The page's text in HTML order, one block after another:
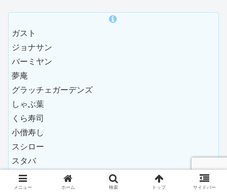
ガスト
ジョナサン
バーミヤン
夢庵
グラッチェガーデンズ
しゃぶ葉
くら寿司
小僧寿し
スシロー
スタバ
タリーズ
コメダ
メニュー ホーム 検索 トップ サイドバー